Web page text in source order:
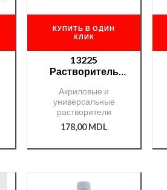
КУПИТЬ В ОДИН
КЛИК
13225
Растворитель
акрилов.
продуктов — 1л.
Акриловые и
универсальные
растворители
178,00MDL